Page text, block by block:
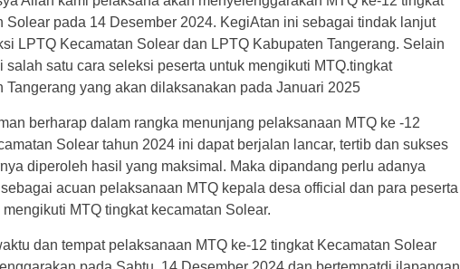
Solear pada 14 Desember 2024. KegiAtan ini sebagai tindak lanjut
LPTQ Kecamatan Solear dan LPTQ Kabupaten Tangerang. Selain
salah satu cara seleksi peserta untuk mengikuti MTQ.tingkat
Tangerang yang akan dilaksanakan pada Januari 2025
berharap dalam rangka menunjang pelaksanaan MTQ ke -12
Solear tahun 2024 ini dapat berjalan lancar, tertib dan sukses
diperoleh hasil yang maksimal. Maka dipandang perlu adanya
acuan pelaksanaan MTQ kepala desa official dan para peserta
MTQ tingkat kecamatan Solear.
dan tempat pelaksanaan MTQ ke-12 tingkat Kecamatan Solear